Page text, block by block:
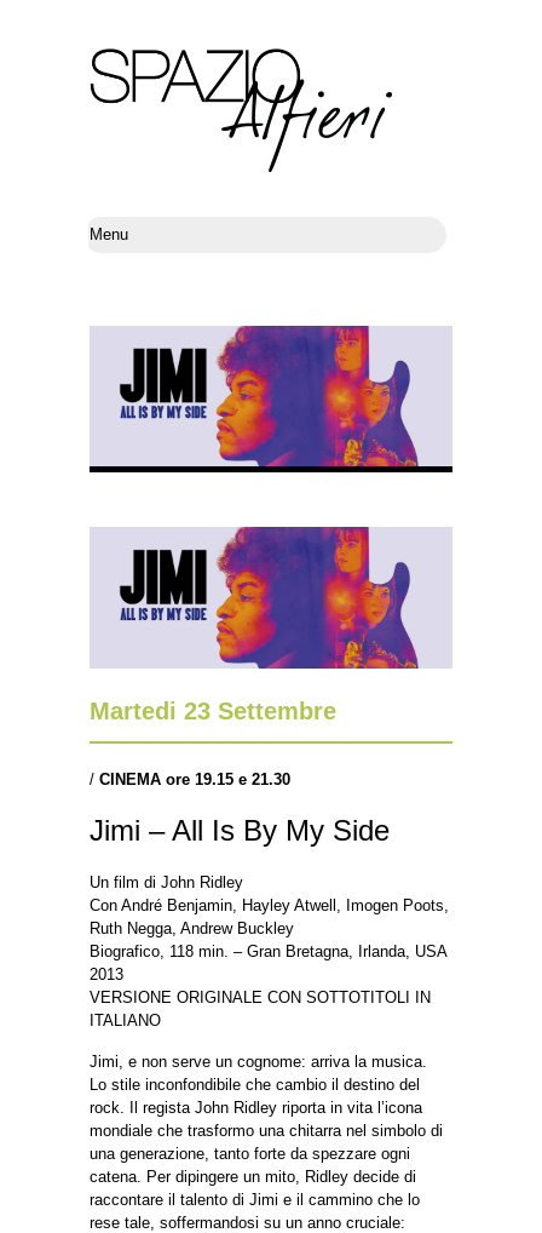
Martedi 23 Settembre
/ CINEMA ore 19.15 e 21.30
Jimi – All Is By My Side
Un film di John Ridley
Con André Benjamin, Hayley Atwell, Imogen Poots,
Ruth Negga, Andrew Buckley
Biografico, 118 min. – Gran Bretagna, Irlanda, USA
2013
VERSIONE ORIGINALE CON SOTTOTITOLI IN
ITALIANO
Jimi, e non serve un cognome: arriva la musica.
Lo stile inconfondibile che cambio il destino del
rock. Il regista John Ridley riporta in vita l’icona
mondiale che trasformo una chitarra nel simbolo di
una generazione, tanto forte da spezzare ogni
catena. Per dipingere un mito, Ridley decide di
raccontare il talento di Jimi e il cammino che lo
rese tale, soffermandosi su un anno cruciale: